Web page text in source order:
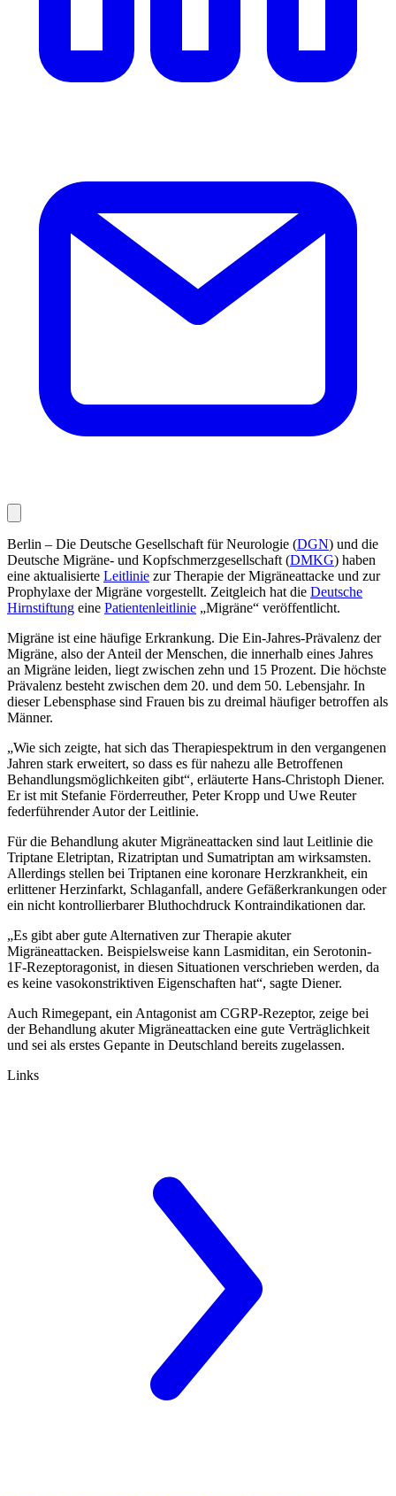
Berlin – Die Deutsche Gesellschaft für Neurologie (DGN) und die
Deutsche Migräne- und Kopfschmerzgesellschaft (DMKG) haben
eine aktualisierte Leitlinie zur Therapie der Migräneattacke und zur
Prophylaxe der Migräne vorgestellt. Zeitgleich hat die Deutsche
Hirnstiftung eine Patientenleitlinie „Migräne“ veröffentlicht.
Migräne ist eine häufige Erkrankung. Die Ein-Jahres-Prävalenz der
Migräne, also der Anteil der Menschen, die innerhalb eines Jahres
an Migräne leiden, liegt zwischen zehn und 15 Prozent. Die höchste
Prävalenz besteht zwischen dem 20. und dem 50. Lebensjahr. In
dieser Lebensphase sind Frauen bis zu dreimal häufiger betroffen als
Männer.
„Wie sich zeigte, hat sich das Therapiespektrum in den vergangenen
Jahren stark erweitert, so dass es für nahezu alle Betroffenen
Behandlungsmöglichkeiten gibt“, erläuterte Hans-Christoph Diener.
Er ist mit Stefanie Förderreuther, Peter Kropp und Uwe Reuter
federführender Autor der Leitlinie.
Für die Behandlung akuter Migräneattacken sind laut Leitlinie die
Triptane Eletriptan, Rizatriptan und Sumatriptan am wirksamsten.
Allerdings stellen bei Triptanen eine koronare Herzkrankheit, ein
erlittener Herzinfarkt, Schlaganfall, andere Gefäßerkrankungen oder
ein nicht kontrollierbarer Bluthochdruck Kontraindikationen dar.
„Es gibt aber gute Alternativen zur Therapie akuter
Migräneattacken. Beispielsweise kann Lasmiditan, ein Serotonin-
1F-Rezeptoragonist, in diesen Situationen verschrieben werden, da
es keine vasokonstriktiven Eigenschaften hat“, sagte Diener.
Auch Rimegepant, ein Antagonist am CGRP-Rezeptor, zeige bei
der Behandlung akuter Migräneattacken eine gute Verträglichkeit
und sei als erstes Gepante in Deutschland bereits zugelassen.
Links